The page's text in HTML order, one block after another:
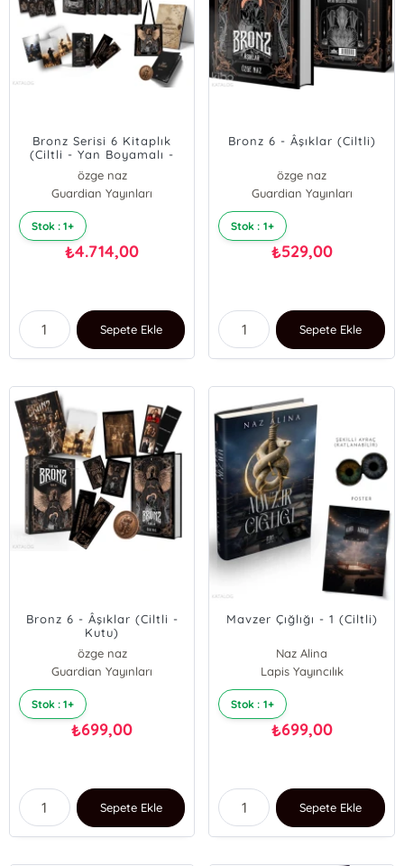
Bronz Serisi 6 Kitaplık
(Ciltli - Yan Boyamalı -
özge naz
Guardian Yayınları
Stok : 1+
₺4.714,00
Sepete Ekle
Bronz 6 - Âşıklar (Ciltli)
özge naz
Guardian Yayınları
Stok : 1+
₺529,00
Sepete Ekle
Bronz 6 - Âşıklar (Ciltli -
Kutu)
özge naz
Guardian Yayınları
Stok : 1+
₺699,00
Sepete Ekle
Mavzer Çığlığı - 1 (Ciltli)
Naz Alina
Lapis Yayıncılık
Stok : 1+
₺699,00
Sepete Ekle